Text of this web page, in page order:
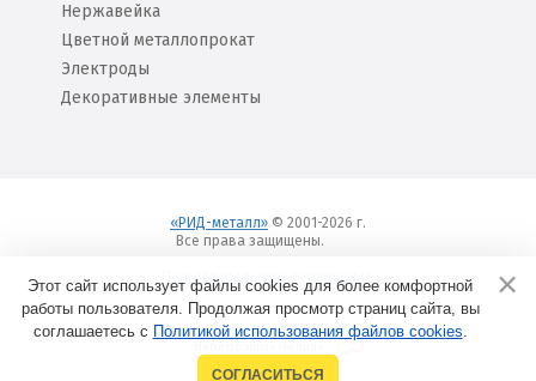
Нержавейка
Цветной металлопрокат
Электроды
Декоративные элементы
«РИД-металл»© 2001-2026 г.
Все права защищены.
Пользовательское соглашение
Создание сайтов в
Этот сайт использует файлы cookies для более комфортной
работы пользователя. Продолжая просмотр страниц сайта, вы
соглашаетесь с Политикой использования файлов cookies.
СОГЛАСИТЬСЯ